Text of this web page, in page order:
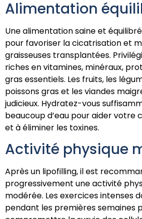
Alimentation
Une alimentation saine et
pour favoriser la cicatrisation et
graisseuses transplantées.
riches en vitamines, minéraux,
gras essentiels. Les fruits, les
poissons gras et les viandes
judicieux. Hydratez-vous
beaucoup d’eau pour aider votre
et à éliminer les toxines.
Activité physique
Après un lipofilling, il est
progressivement une activité
modérée. Les exercices intenses
pendant les premières semaines